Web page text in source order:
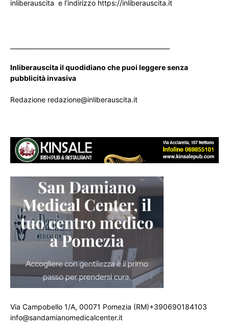
inliberauscita e l’indirizzo https://inliberauscita.it
Inliberauscita il quodidiano che puoi leggere senza
pubblicità invasiva
Redazione redazione@inliberauscita.it
Via Campobello 1/A, 00071 Pomezia (RM)+390690184103
info@sandamianomedicalcenter.it